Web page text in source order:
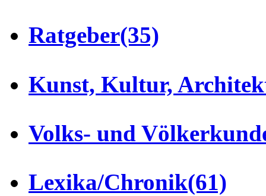
Ratgeber(35)
Kunst, Kultur,
Volks- und
Lexika/Chronik(61)